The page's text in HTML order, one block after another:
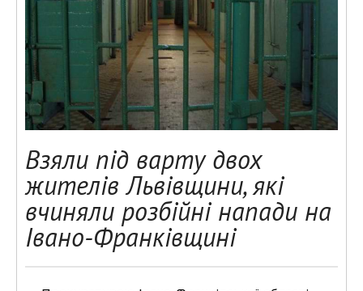
Взяли під варту двох
жителів Львівщини, які
вчиняли розбійні напади на
Івано-Франківщині